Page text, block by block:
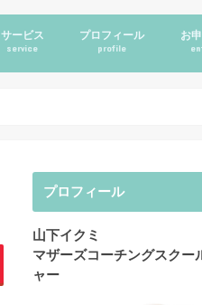
サービス
service
プロフィール
profile
お
プロフィール
山下イクミ
マザーズコーチングスクー
ャー